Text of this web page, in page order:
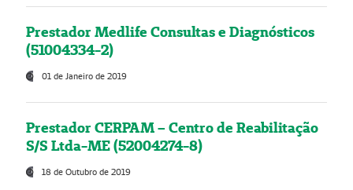
Prestador Medlife Consultas e Diagnósticos
(51004334-2)
01 de Janeiro de 2019
Prestador CERPAM – Centro de Reabilitação
S/S Ltda-ME (52004274-8)
18 de Outubro de 2019